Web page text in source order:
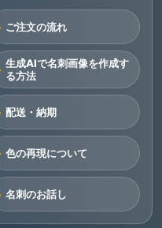
ご注文の流れ
生成AIで名刺画像を作成す
る方法
配送・納期
色の再現について
名刺のお話し